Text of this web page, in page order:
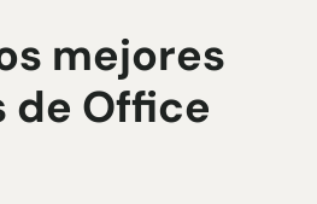
mejores
de Office